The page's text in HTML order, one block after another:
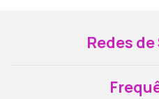
Redes